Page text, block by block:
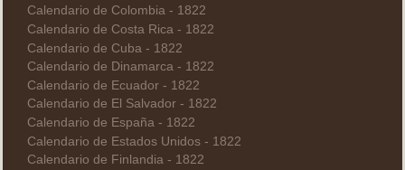
Calendario de Colombia - 1822
Calendario de Costa Rica - 1822
Calendario de Cuba - 1822
Calendario de Dinamarca - 1822
Calendario de Ecuador - 1822
Calendario de El Salvador - 1822
Calendario de España - 1822
Calendario de Estados Unidos - 1822
Calendario de Finlandia - 1822